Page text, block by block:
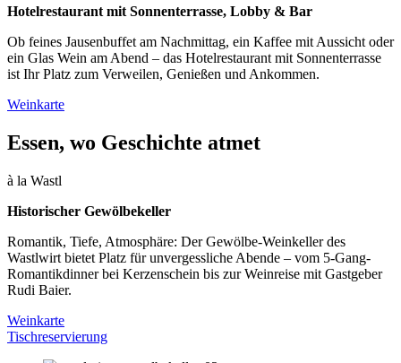
Hotelrestaurant mit Sonnenterrasse, Lobby & Bar
Ob feines Jausenbuffet am Nachmittag, ein Kaffee mit Aussicht oder
ein Glas Wein am Abend – das Hotelrestaurant mit Sonnenterrasse
ist Ihr Platz zum Verweilen, Genießen und Ankommen.
Weinkarte
Essen, wo Geschichte atmet
à la Wastl
Historischer Gewölbekeller
Romantik, Tiefe, Atmosphäre: Der Gewölbe-Weinkeller des
Wastlwirt bietet Platz für unvergessliche Abende – vom 5-Gang-
Romantikdinner bei Kerzenschein bis zur Weinreise mit Gastgeber
Rudi Baier.
Weinkarte
Tischreservierung